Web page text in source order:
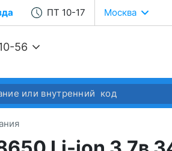
ПТ 10-17 Москва
56
37
14